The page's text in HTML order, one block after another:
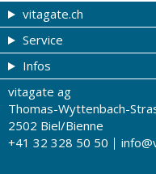
vitagate.ch
Gesund & schön
Themen von A-Z
Therapien von A-Z
Gesundheit zum
Gesundheitstests
Service
Gutscheine
Drogistenstern
Drogeriesuche
Partner-Drogerien
Infos
Impressum
Über uns
vitagate ag
Thomas-Wyttenbach-
2502 Biel/Bienne
+41 32 328 50 50